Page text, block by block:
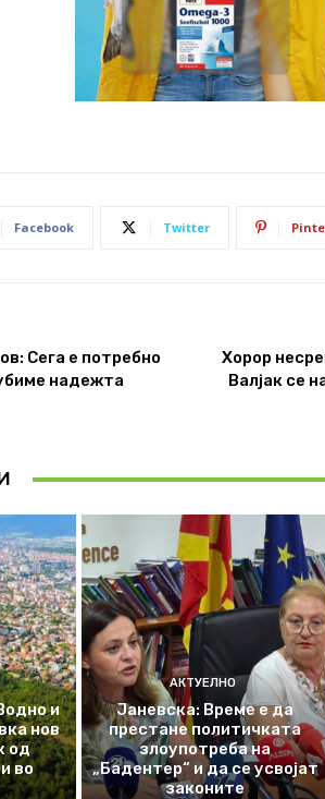
Facebook Twitter
Сега е потребно
надежта
Хорор
Валјак се
и
нов
од
во
АКТУЕЛНО
Јаневска: Време е да
престане политичката
злоупотреба на
„Бадентер“ и да се усвојат
законите